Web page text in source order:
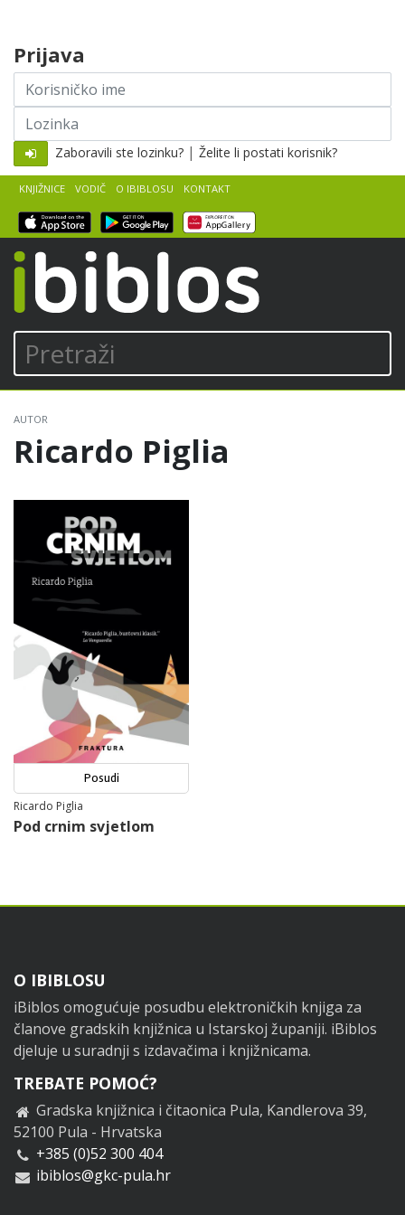
Pretraži
KNJIŽNICE VODIČ O IBIBLOSU KONTAKT
Prijava
Korisničko
ime
Lozinka
Zaboravili ste lozinku? | Želite li postati korisnik?
AUTOR
Ricardo Piglia
Posudi
Ricardo Piglia
Pod crnim svjetlom
Footer
O IBIBLOSU
iBiblos omogućuje posudbu elektroničkih knjiga za
članove gradskih knjižnica u Istarskoj županiji. iBiblos
djeluje u suradnji s izdavačima i knjižnicama.
TREBATE POMOĆ?
Gradska knjižnica i čitaonica Pula, Kandlerova 39,
52100 Pula - Hrvatska
+385 (0)52 300 404
ibiblos@gkc-pula.hr